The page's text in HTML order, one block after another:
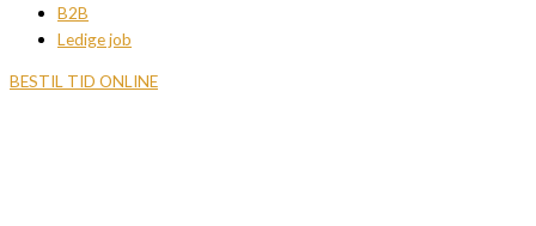
B2B
Ledige job
BESTIL TID ONLINE